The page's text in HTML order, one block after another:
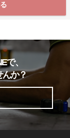
で、
んか？